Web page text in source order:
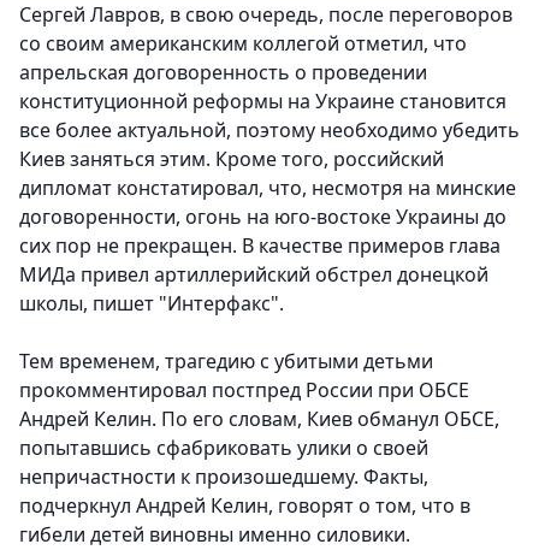
Сергей Лавров, в свою очередь, после переговоров
со своим американским коллегой отметил, что
апрельская договоренность о проведении
конституционной реформы на Украине становится
все более актуальной, поэтому необходимо убедить
Киев заняться этим. Кроме того, российский
дипломат констатировал, что, несмотря на минские
договоренности, огонь на юго-востоке Украины до
сих пор не прекращен. В качестве примеров глава
МИДа привел артиллерийский обстрел донецкой
школы, пишет "Интерфакс".
Тем временем, трагедию с убитыми детьми
прокомментировал постпред России при ОБСЕ
Андрей Келин. По его словам, Киев обманул ОБСЕ,
попытавшись сфабриковать улики о своей
непричастности к произошедшему. Факты,
подчеркнул Андрей Келин, говорят о том, что в
гибели детей виновны именно силовики.